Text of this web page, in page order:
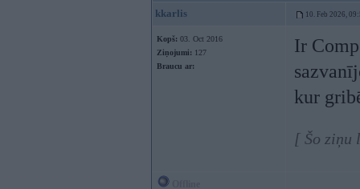
kkarlis 10. Feb 2026,
Kopš: 03. Oct 2016
Ziņojumi: 127
Braucu ar:
Ir
kur
[ Šo ziņu